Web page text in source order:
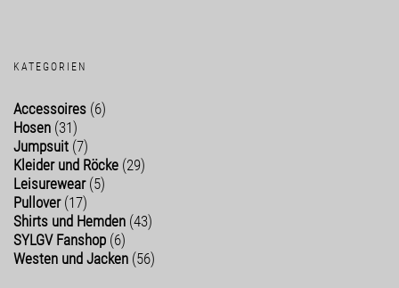
KATEGORIEN
Accessoires (6)
Hosen (31)
Jumpsuit (7)
Kleider und Röcke (29)
Leisurewear (5)
Pullover (17)
Shirts und Hemden (43)
SYLGV Fanshop (6)
Westen und Jacken (56)